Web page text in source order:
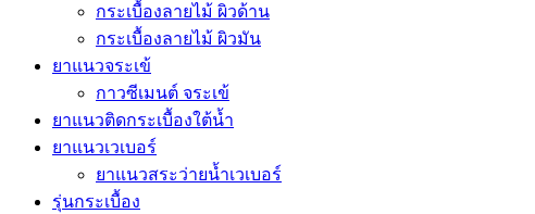
กระเบื้องลายไม้ ผิวด้าน
กระเบื้องลายไม้ ผิวมัน
ยาแนวจระเข้
กาวซีเมนต์ จระเข้
ยาแนวติดกระเบื้องใต้น้ำ
ยาแนวเวเบอร์
ยาแนวสระว่ายน้ำเวเบอร์
รุ่นกระเบื้อง